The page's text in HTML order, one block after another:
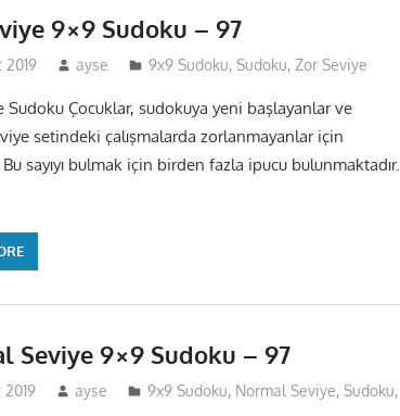
9×9 Sudoku – 97
2019 ayse 9x9 Sudoku,Sudoku, Zor Seviye
Sudoku Çocuklar, sudokuya yeni başlayanlar ve
setindeki çalışmalarda zorlanmayanlar için
sayıyı bulmak için birden fazla ipucu bulunmaktadır.
Seviye 9×9 Sudoku – 97
ayse 9x9 Sudoku, Normal Seviye,Sudoku,